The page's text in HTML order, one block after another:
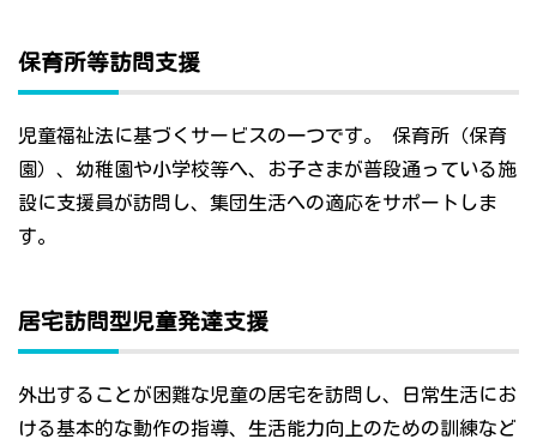
保育所等訪問支援
児童福祉法に基づくサービスの一つです。 保育所（保育
園）、幼稚園や小学校等へ、お子さまが普段通っている施
設に支援員が訪問し、集団生活への適応をサポートしま
す。
居宅訪問型児童発達支援
外出することが困難な児童の居宅を訪問し、日常生活にお
ける基本的な動作の指導、生活能力向上のための訓練など